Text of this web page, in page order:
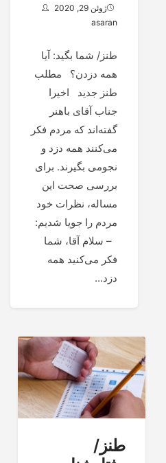
ژوئن 29, 2020
asaran
طنز/ شما بگید: آیا
همه دزدن؟ مطلب
طنز جدید اخیرا
جناب آقای باهنر
گفته‌‌اند که مردم فکر
می‌کنند همه دزد و
نجومی بگیرند. برای
بررسی صحت این
مساله، نظرات خود
مردم را جویا شدیم:
– سلام آقا، شما
فکر می‌کنید همه
دزد...
طنز/